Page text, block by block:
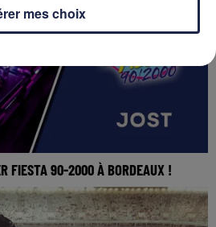
FIESTA 90-2000 À BORDEAUX !
mes choix